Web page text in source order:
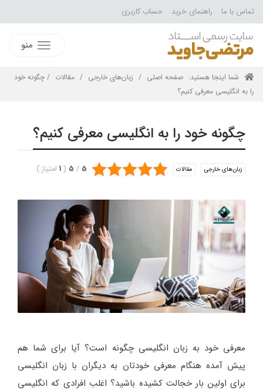
تماس با ما راهنمای خرید حساب کاربری
منو
شما اینجا هستید: صفحه اصلی / زبان‌های خارجی / مقالات / چگونه خود
را به انگلیسی معرفی کنیم؟
چگونه خود را به انگلیسی معرفی کنیم؟
زبان‌های خارجی مقالات 5
/
5
(
1 امتیاز)
معرفی خود به زبان انگلیسی چگونه است؟ آیا برای شما هم
پیش آمده هنگام معرفی خودتان به دیگران با زبان انگلیسی
برای اولین بار خجالت کشیده باشید؟ اغلب افرادی که انگلیسی